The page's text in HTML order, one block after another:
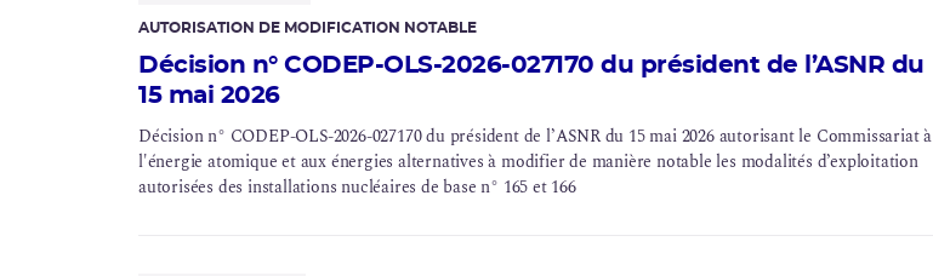
Évaluations complémentaires de sûreté
AUTORISATION DE MODIFICATION NOTABLE
Décision n° CODEP-OLS-2026-027170 du président de l’ASNR du
15 mai 2026
Décision n° CODEP-OLS-2026-027170 du président de l’ASNRdu 15 mai 2026 autorisant le Commissariat à
l'énergie atomique et aux énergies alternatives à modifier de manière notable les modalités d’exploitation
autorisées des installations nucléaires de base n° 165 et 166